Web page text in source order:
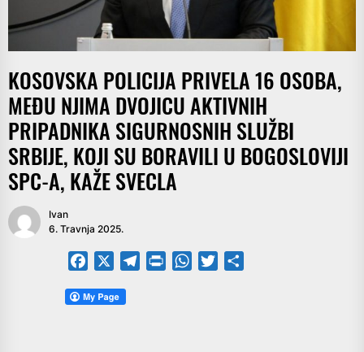
KOSOVSKA POLICIJA PRIVELA 16 OSOBA,
MEĐU NJIMA DVOJICU AKTIVNIH
PRIPADNIKA SIGURNOSNIH SLUŽBI
SRBIJE, KOJI SU BORAVILI U BOGOSLOVIJI
SPC-A, KAŽE SVECLA
Ivan
6. Travnja 2025.
Facebook TelegramPrintFriendly
WhatsApp
Twitter